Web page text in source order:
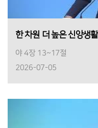
야 4장 13~17절
2026-07-05